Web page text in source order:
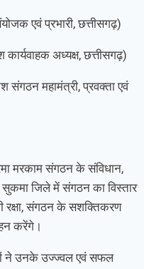
एवं प्रभारी, छत्तीसगढ़)
अध्यक्ष, छत्तीसगढ़)
संगठन महामंत्री, प्रवक्ता एवं
मरकाम संगठन के संविधान,
सुकमा जिले में संगठन का विस्तार
रक्षा, संगठन के सशक्तिकरण
करेंगे।
ने उनके उज्ज्वल एवं सफल